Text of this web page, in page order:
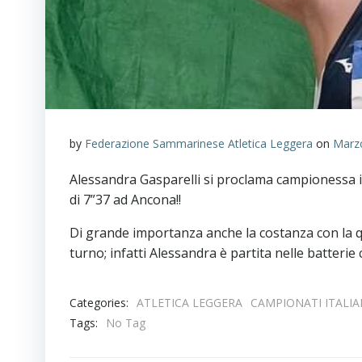
by Federazione Sammarinese Atletica Leggera on
Alessandra Gasparelli si proclama
di 7”37 ad Ancona!!
Di grande importanza anche la costanza con
turno; infatti Alessandra è partita nelle batterie
Categories: ATLETICA LEGGERA CAMPIONATI
Tags:
No Tag